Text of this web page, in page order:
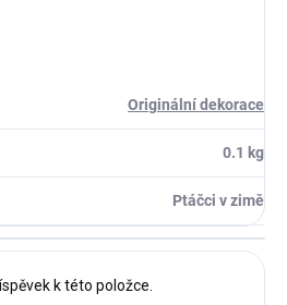
Originální dekorace
0.1 kg
Ptáčci v zimě
k této položce.